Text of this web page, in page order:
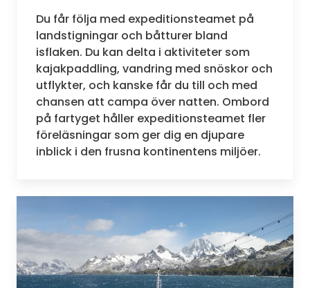
Du får följa med expeditionsteamet på
landstigningar och båtturer bland
isflaken. Du kan delta i aktiviteter som
kajakpaddling, vandring med snöskor och
utflykter, och kanske får du till och med
chansen att campa över natten. Ombord
på fartyget håller expeditionsteamet fler
föreläsningar som ger dig en djupare
inblick i den frusna kontinentens miljöer.